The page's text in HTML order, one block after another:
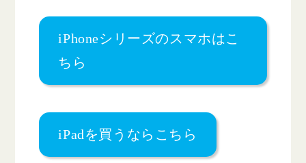
iPhoneシリーズのスマホはこ
ちら
iPadを買うならこちら